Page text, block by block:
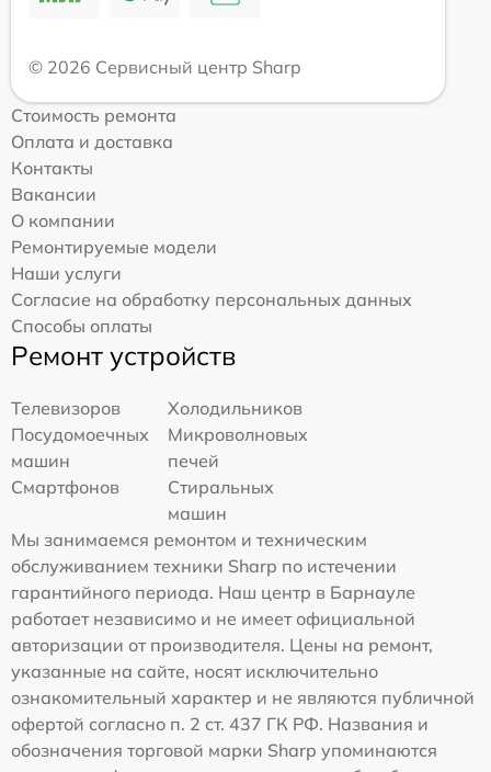
© 2026 Сервисный центр Sharp
Стоимость ремонта
Оплата и доставка
Контакты
Вакансии
О компании
Ремонтируемые модели
Наши услуги
Согласие на обработку персональных данных
Способы оплаты
Ремонт устройств
Телевизоров
Холодильников
Посудомоечных
машин
Микроволновых
печей
Смартфонов
Стиральных
машин
Мы занимаемся ремонтом и техническим
обслуживанием техники Sharp по истечении
гарантийного периода. Наш центр в Барнауле
работает независимо и не имеет официальной
авторизации от производителя. Цены на ремонт,
указанные на сайте, носят исключительно
ознакомительный характер и не являются публичной
офертой согласно п. 2 ст. 437 ГК РФ. Названия и
обозначения торговой марки Sharp упоминаются